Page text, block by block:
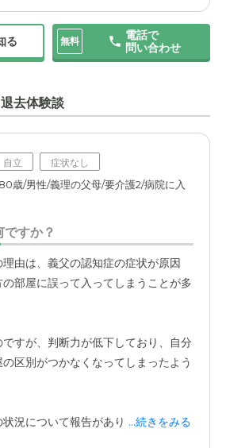
った点があります。それは、駐車場
平置きの駐車場がすぐそばにある
の
とてもスムーズです。実は比較検討
。
うようになると、この「気兼ねなく、
いう利便性がとてもありがたいと感
たい時に気軽に足を運べる環境は、家
理由で退去を考えるようなことはあ
る 無料
電話で
問い合わせ
去体験談
自立 症状なし
歳/男性/義理の父母/要介護2/病院に入
ですか？
由は、義父の認知症の症状が原因
部屋に誤って入ってしまうことが多
すが、判断力が低下しており、自分
区別がつかなくなってしまったよう
況について報告があり、他の入居者
...続きをみる